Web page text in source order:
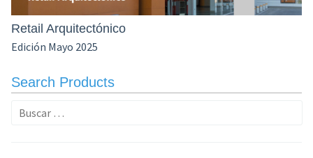
Retail Arquitectónico
Edición Mayo 2025
Search Products
Buscar: